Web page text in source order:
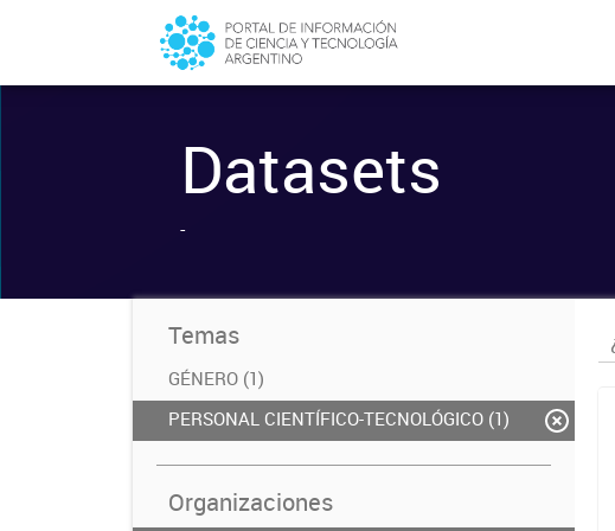
Datasets
-
Temas
GÉNERO (1)
PERSONAL CIENTÍFICO-TECNOLÓGICO (1)
Organizaciones